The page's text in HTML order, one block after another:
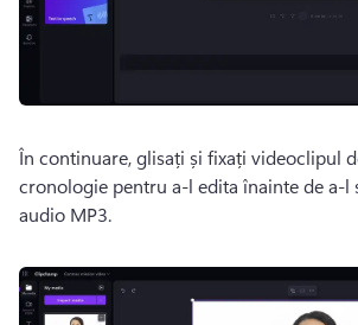
În continuare, glisați și fixați videoclipul
cronologie pentru a-l edita înainte de a-l
audio MP3.